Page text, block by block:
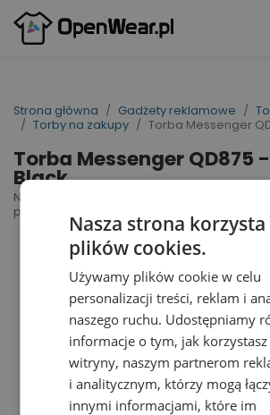
Strona główna Gadżety reklamowe
Torby na zakupy
Torba Messenger
Torba Messenger QD875 -
Black
NuHide® Messenger | nr art.: QD875 | nr art.
producenta: QD875Nasza strona korzysta
plików cookies.
Używamy plików cookie w celu
personalizacji treści, reklam i
naszego ruchu. Udostępniamy
informacje o tym, jak korzystasz
witryny, naszym partnerom
i analitycznym, którzy mogą
innymi informacjami, które im